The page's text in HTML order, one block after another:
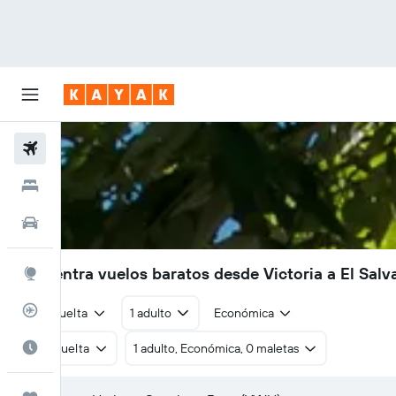
Vuelos
Explore
Rastreador
Cuándo ir
Encuentra vuelos baratos desde Victoria a El
Ida y vuelta 1 adulto Económica
Ida y vuelta 1 adulto, Económica, 0 maletas